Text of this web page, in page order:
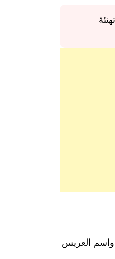
واسم العريس